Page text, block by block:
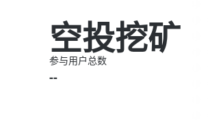
空投挖矿
参与用户总数
--